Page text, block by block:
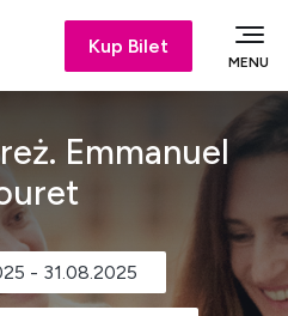
Kup Bilet
MENU
Emmanuel
- 31.08.2025